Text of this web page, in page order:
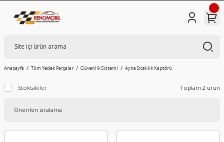
Anasayfa Tüm Yedek Parçalar Güvenlik Sistemi Ayna Sıcaklık Kaptörü
Stoktakiler Toplam 2 ürün